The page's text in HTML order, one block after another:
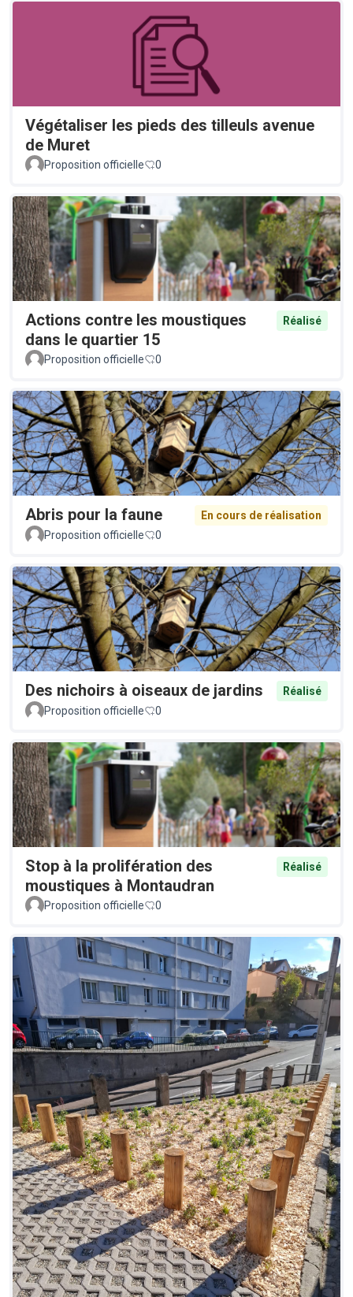
Végétaliser les pieds des tilleuls avenue
de Muret
Proposition officielle 0
Actions contre les moustiques
dans le quartier 15
Réalisé
Proposition officielle 0
Abris pour la faune
En cours de réalisation
Proposition officielle
0
Des nichoirs à oiseaux de jardins
Réalisé
Proposition officielle
0
Stop à la prolifération des
moustiques à Montaudran
Réalisé
Proposition officielle 0